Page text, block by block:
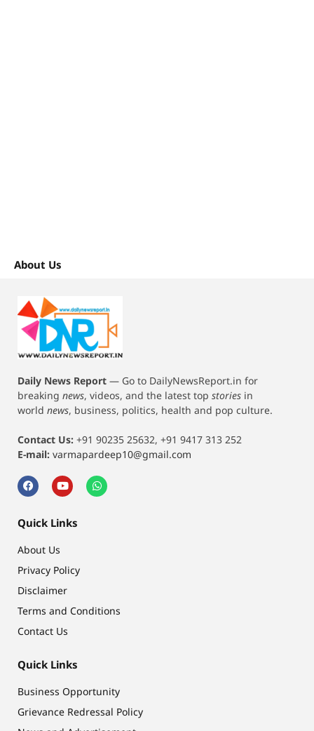
About Us
Daily News Report — Go to DailyNewsReport.in for
breaking news, videos, and the latest top stories in
world news, business, politics, health and pop culture.
Contact Us: +91 90235 25632, +91 9417 313 252
E-mail: varmapardeep10@gmail.com
Quick Links
About Us
Privacy Policy
Disclaimer
Terms and Conditions
Contact Us
Quick Links
Business Opportunity
Grievance Redressal Policy